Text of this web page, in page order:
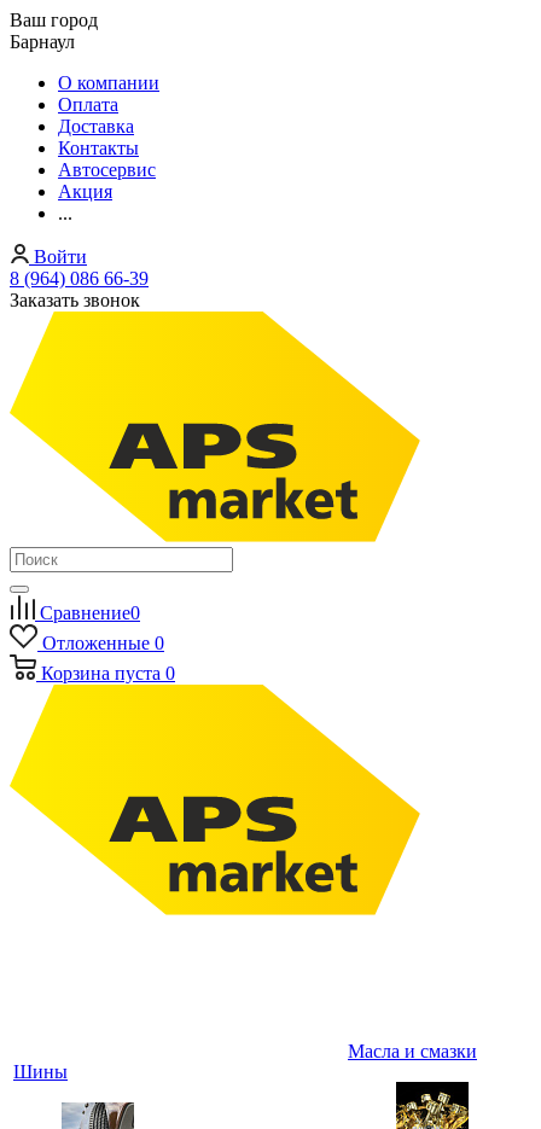
Ваш город
Барнаул
О компании
Оплата
Доставка
Контакты
Автосервис
Акция
...
Войти
8 (964) 086 66-39
Заказать звонок
Сравнение0
Отложенные 0
Корзина пуста 0
Шины
Масла и смазки